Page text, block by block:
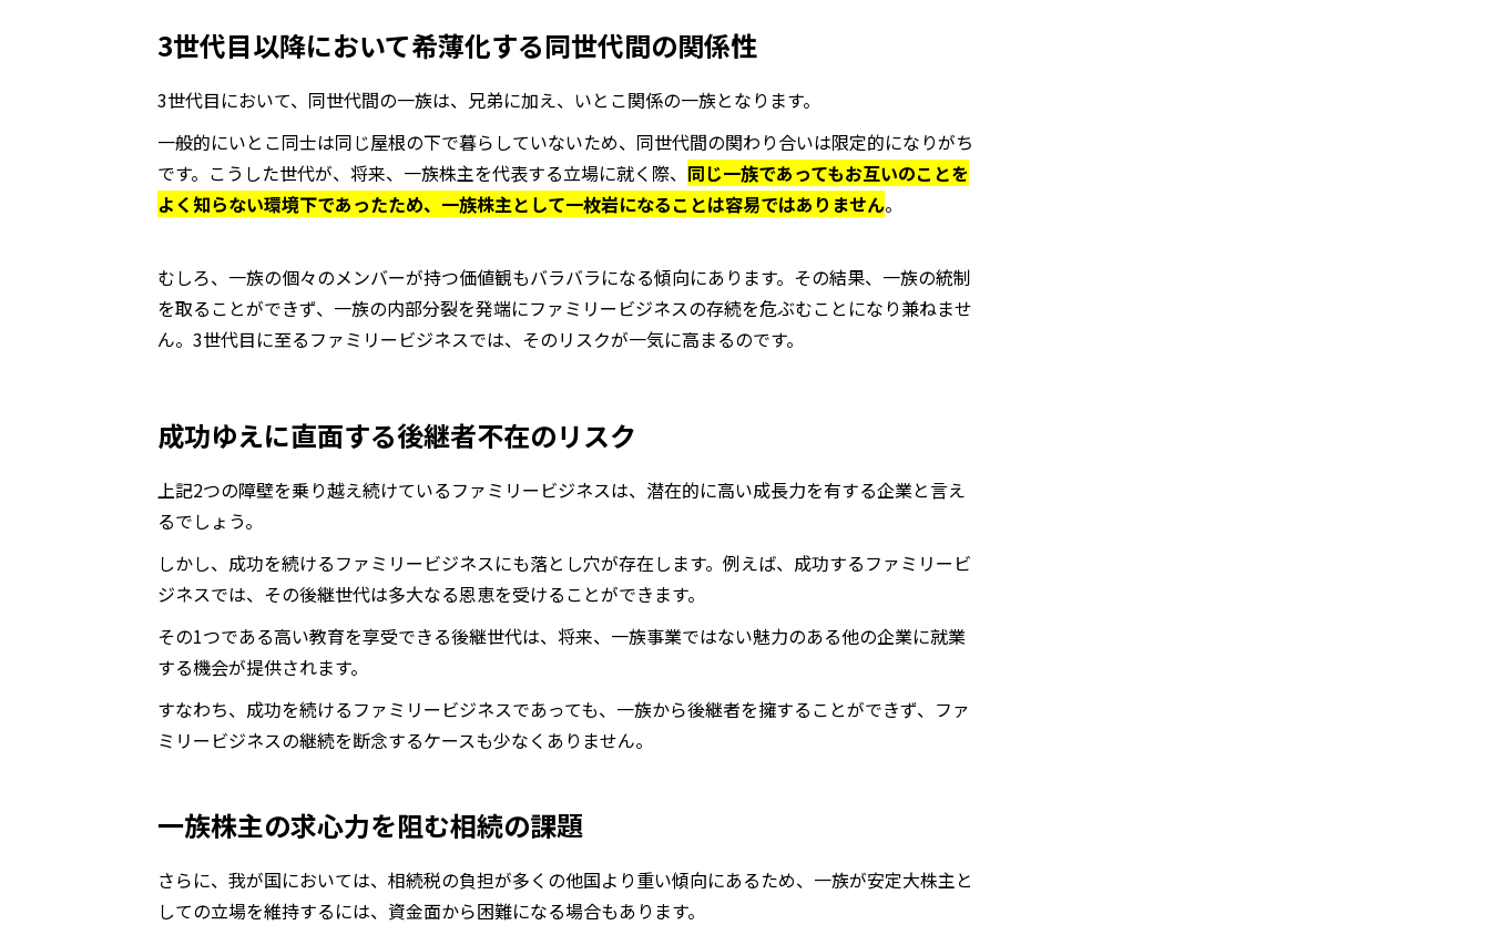
3世代目以降において希薄化する同世代間の関係性
3世代目において、同世代間の一族は、兄弟に加え、いとこ関係の一族となります。
一般的にいとこ同士は同じ屋根の下で暮らしていないため、同世代間の関わり合いは限定的になりがち
です。こうした世代が、将来、一族株主を代表する立場に就く際、 同じ一族であってもお互いのことを
よく知らない環境下であったため、一族株主として一枚岩になることは容易ではありません。
むしろ、一族の個々のメンバーが持つ価値観もバラバラになる傾向にあります。その結果、一族の統制
を取ることができず、一族の内部分裂を発端にファミリービジネスの存続を危ぶむことになり兼ねませ
ん。3世代目に至るファミリービジネスでは、そのリスクが一気に高まるのです。
成功ゆえに直面する後継者不在のリスク
上記2つの障壁を乗り越え続けているファミリービジネスは、潜在的に高い成長力を有する企業と言え
るでしょう。
しかし、成功を続けるファミリービジネスにも落とし穴が存在します。例えば、成功するファミリービ
ジネスでは、その後継世代は多大なる恩恵を受けることができます。
その1つである高い教育を享受できる後継世代は、将来、一族事業ではない魅力のある他の企業に就業
する機会が提供されます。
すなわち、成功を続けるファミリービジネスであっても、一族から後継者を擁することができず、ファ
ミリービジネスの継続を断念するケースも少なくありません。
一族株主の求心力を阻む相続の課題
さらに、我が国においては、相続税の負担が多くの他国より重い傾向にあるため、一族が安定大株主と
しての立場を維持するには、資金面から困難になる場合もあります。